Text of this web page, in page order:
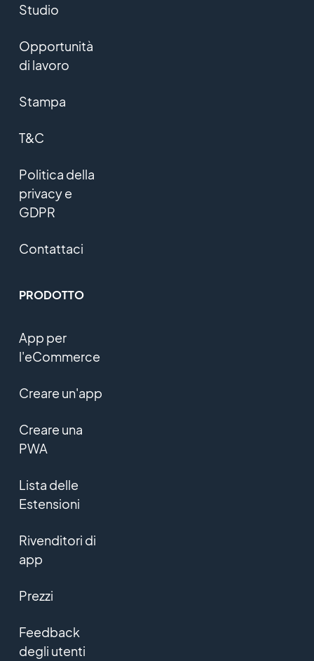
Studio
Opportunità
di lavoro
Stampa
T&C
Politica della
privacy e
GDPR
Contattaci
PRODOTTO
App per
l'eCommerce
Creare un'app
Creare una
PWA
Lista delle
Estensioni
Rivenditori di
app
Prezzi
Feedback
degli utenti